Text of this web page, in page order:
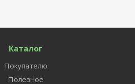
Каталог
Покупателю
Полезное